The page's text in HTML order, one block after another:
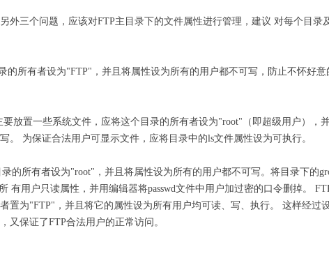
外三个问题，应该对FTP主目录下的文件属性进行管理，建议 对每个目录
的所有者设为"FTP"，并且将属性设为所有的用户都不可写，防止不怀好意
要放置一些系统文件，应将这个目录的所有者设为"root"（即超级用户），
。 为保证合法用户可显示文件，应将目录中的ls文件属性设为可执行。
的所有者设为"root"，并且将属性设为所有的用户都不可写。将目录下的
有用户只读属性，并用编辑器将passwd文件中用户加过密的口令删掉。
置为"FTP"，并且将它的属性设为所有用户均可读、写、执行。 这样经过
又保证了FTP合法用户的正常访问。